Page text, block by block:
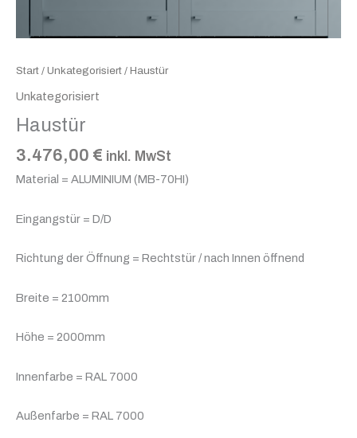
Start / Unkategorisiert / Haustür
Unkategorisiert
Haustür
3.476,00 € inkl. MwSt
Material = ALUMINIUM (MB-70HI)
Eingangstür = D/D
Richtung der Öffnung = Rechtstür / nach Innen öffnend
Breite = 2100mm
Höhe = 2000mm
Innenfarbe = RAL 7000
Außenfarbe = RAL 7000